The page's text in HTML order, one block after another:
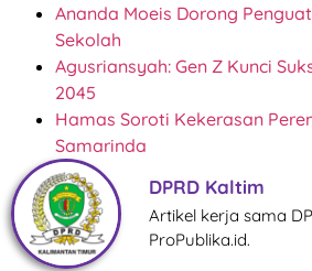
Ananda Moeis Dorong
Sekolah
Agusriansyah: Gen Z Kunci
2045
Hamas Soroti Kekerasan
Samarinda
DPRD Kaltim
Artikel kerja sama
ProPublika.id.